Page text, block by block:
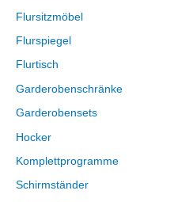
Flursitzmöbel
Flurspiegel
Flurtisch
Garderobenschränke
Garderobensets
Hocker
Komplettprogramme
Schirmständer